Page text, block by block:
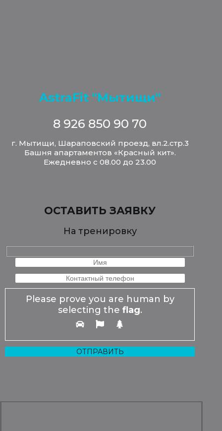
AstraFit "Мытищи"
8 926 850 90 70
г. Мытищи, Шараповский проезд, вл.2.стр.3
Башня апартаментов «Красный кит».
Ежедневно с 08.00 до 23.00
ОСТАВИТЬ ЗАЯВКУ
На тренировку
Please prove you are human by
selecting the flag.